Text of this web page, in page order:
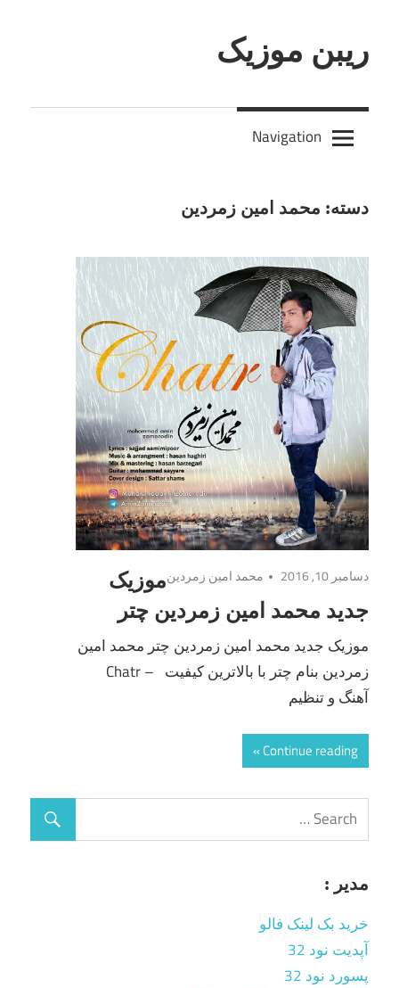
content
ریبن موزیک
mp3
جدید
Navigation
دسته: محمد امین زمردین
دسامبر 10, 2016 محمد امین زمردینموزیک
جدید محمد امین زمردین چتر
موزیک جدید محمد امین زمردین چتر محمد امین
زمردین بنام چتر با بالاترین کیفیت – Chatr
آهنگ و تنظیم
Continue reading
مدیر :
خرید بک لینک فالو
آپدیت نود 32
پسورد نود 32